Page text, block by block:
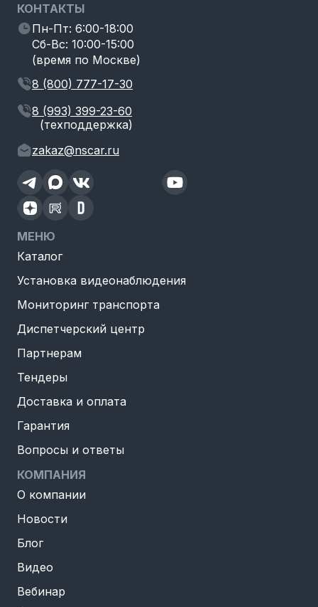
КОНТАКТЫ
Пн-Пт: 6:00-18:00
Сб-Вс: 10:00-15:00
(время по Москве)
8 (800) 777-17-30
8 (993) 399-23-60
(техподдержка)
zakaz@nscar.ru
МЕНЮ
Каталог
Установка видеонаблюдения
Мониторинг транспорта
Диспетчерский центр
Партнерам
Тендеры
Доставка и оплата
Гарантия
Вопросы и ответы
КОМПАНИЯ
О компании
Новости
Блог
Видео
Вебинар